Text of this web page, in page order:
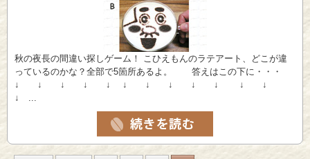
秋の夜長の間違い探しゲーム！ こひえもんのラテアート、どこが違
っているのかな？全部で5箇所あるよ。 答えはこの下に・・・
↓ ↓ ↓ ↓ ↓ ↓ ↓ ↓ ↓ ↓ ↓ ↓
↓ ...